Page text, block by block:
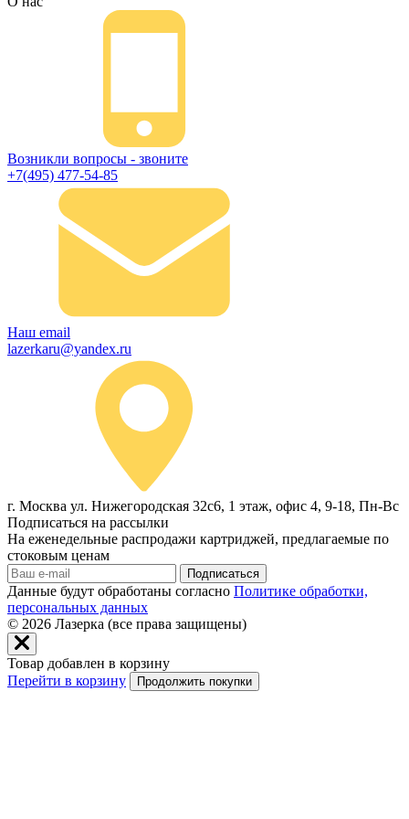
Возникли вопросы - звоните
+7(495) 477-54-85
Наш email
lazerkaru@yandex.ru
г. Москва ул. Нижегородская 32с6, 1 этаж, офис 4, 9-18, Пн-Вс
Подписаться на рассылки
На еженедельные распродажи картриджей, предлагаемые по
стоковым ценам
Подписаться
Данные будут обработаны согласно Политике обработки,
персональных данных
© 2026 Лазерка (все права защищены)
Товар добавлен в корзину
Перейти в корзину
Продолжить покупки